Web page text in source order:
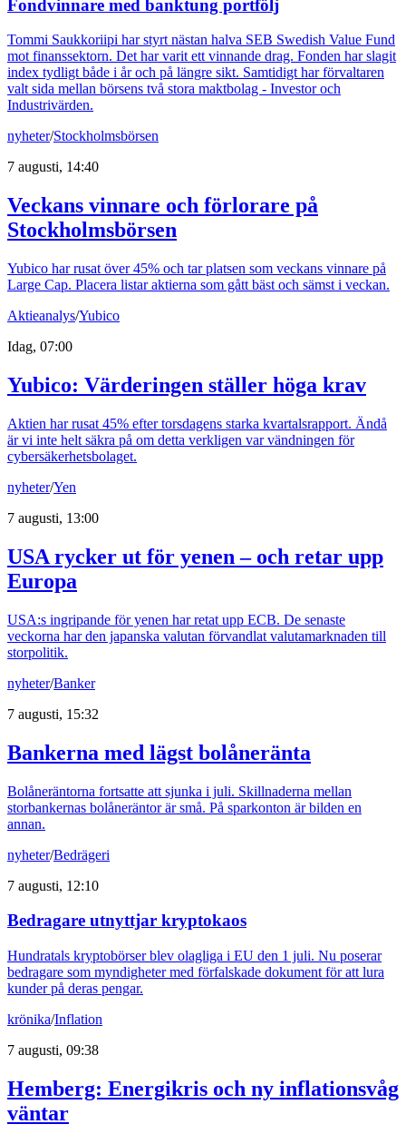
Fondvinnare med banktung portfölj
Tommi Saukkoriipi har styrt nästan halva SEB Swedish Value Fund
mot finanssektorn. Det har varit ett vinnande drag. Fonden har slagit
index tydligt både i år och på längre sikt. Samtidigt har förvaltaren
valt sida mellan börsens två stora maktbolag - Investor och
Industrivärden.
nyheter/Stockholmsbörsen
7 augusti, 14:40
Veckans vinnare och förlorare på
Stockholmsbörsen
Yubico har rusat över 45% och tar platsen som veckans vinnare på
Large Cap. Placera listar aktierna som gått bäst och sämst i veckan.
Aktieanalys/Yubico
Idag, 07:00
Yubico: Värderingen ställer höga krav
Aktien har rusat 45% efter torsdagens starka kvartalsrapport. Ändå
är vi inte helt säkra på om detta verkligen var vändningen för
cybersäkerhetsbolaget.
nyheter/Yen
7 augusti, 13:00
USA rycker ut för yenen – och retar upp
Europa
USA:s ingripande för yenen har retat upp ECB. De senaste
veckorna har den japanska valutan förvandlat valutamarknaden till
storpolitik.
nyheter/Banker
7 augusti, 15:32
Bankerna med lägst bolåneränta
Bolåneräntorna fortsatte att sjunka i juli. Skillnaderna mellan
storbankernas bolåneräntor är små. På sparkonton är bilden en
annan.
nyheter/Bedrägeri
7 augusti, 12:10
Bedragare utnyttjar kryptokaos
Hundratals kryptobörser blev olagliga i EU den 1 juli. Nu poserar
bedragare som myndigheter med förfalskade dokument för att lura
kunder på deras pengar.
krönika/Inflation
7 augusti, 09:38
Hemberg: Energikris och ny inflationsvåg
väntar